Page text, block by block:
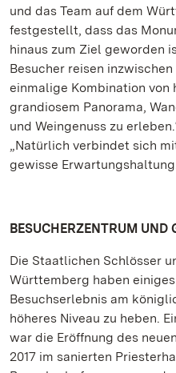
und das Team auf dem
festgestellt, dass das
hinaus zum Ziel geworden
Besucher reisen
einmalige Kombination von
grandiosem Panorama,
und Weingenuss zu
„Natürlich verbindet sich
gewisse
BESUCHERZENTRUM UND
Die Staatlichen Schlösser
Württemberg haben
Besuchserlebnis am
höheres Niveau zu heben.
war die Eröffnung des
2017 im sanierten